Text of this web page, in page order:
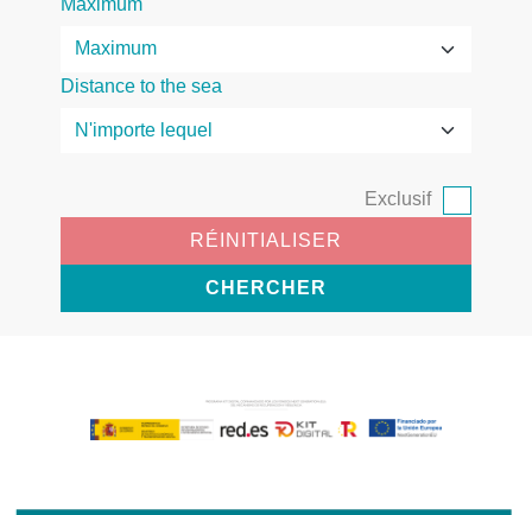
Maximum
Distance to the sea
Exclusif
RÉINITIALISER
CHERCHER